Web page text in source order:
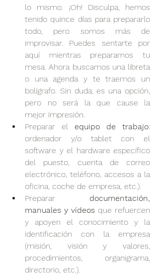
lo mismo. ¡Oh! Disculpa, hemos
tenido quince días para prepararlo
todo, pero somos más de
improvisar. Puedes sentarte por
aquí mientras preparamos tu
mesa. Ahora buscamos una libreta
o una agenda y te traemos un
bolígrafo. Sin duda, es una opción,
pero no será la que cause la
mejor impresión.
Preparar el equipo de trabajo:
ordenador y/o tablet con el
software y el hardware específico
del puesto, cuenta de correo
electrónico, teléfono, accesos a la
oficina, coche de empresa, etc.).
Preparar documentación,
manuales y vídeos que refuercen
y apoyen el conocimiento y la
identificación con la empresa
(misión, visión y valores,
procedimientos, organigrama,
directorio, etc.).